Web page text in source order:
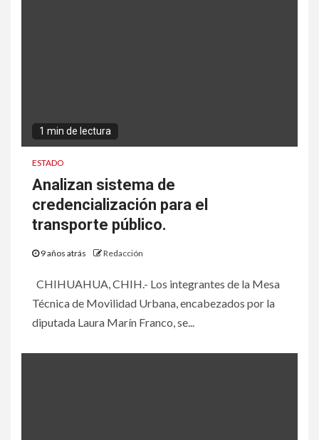
1 min de lectura
ESTADO
Analizan sistema de
credencialización para el
transporte público.
9 años atrás Redacción
CHIHUAHUA, CHIH.- Los integrantes de la Mesa
Técnica de Movilidad Urbana, encabezados por la
diputada Laura Marín Franco, se...